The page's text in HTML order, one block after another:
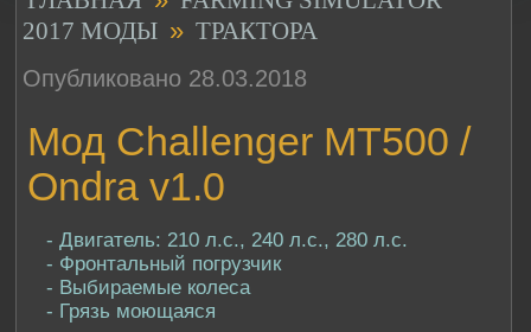
2017 МОДЫ » ТРАКТОРА
Опубликовано 28.03.2018
Мод Challenger MT500 /
Ondra v1.0
- Двигатель: 210 л.с., 240 л.с., 280 л.с.
- Фронтальный погрузчик
- Выбираемые колеса
- Грязь моющаяся